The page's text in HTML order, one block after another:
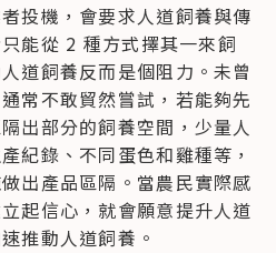
投機，會要求人道飼養與傳
能從 2 種方式擇其一來飼
道飼養反而是個阻力。未曾
常不敢貿然嘗試，若能夠先
出部分的飼養空間，少量人
紀錄、不同蛋色和雞種等，
出產品區隔。當農民實際感
起信心，就會願意提升人道
推動人道飼養。